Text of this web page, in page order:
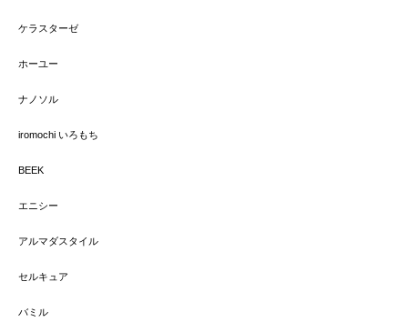
ケラスターゼ
ホーユー
ナノソル
iromochi いろもち
BEEK
エニシー
アルマダスタイル
セルキュア
バミル